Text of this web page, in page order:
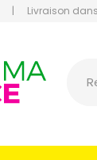
| Livraison